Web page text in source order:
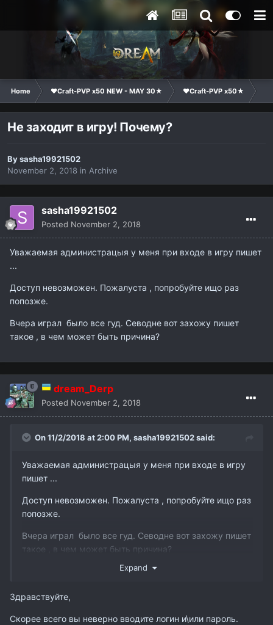
Home ❤Craft-PVP x50 NEW - MAY 30★ ❤Craft-PVP x50★
Не заходит в игру! Почему?
Bysasha19921502
November 2, 2018 in Archive
sasha19921502
Posted November 2, 2018
Уважаемая администрацыя у меня при входе в игру пишет
...
Доступ невозможен. Пожалуста , попробуйте ищо раз
попозже.
Вчера играл было все гуд. Севодне вот захожу пишет
такое , в чем может быть причина?
dream_Derp
Posted November 2, 2018
On 11/2/2018 at 2:00 PM, sasha19921502said:
Уважаемая администрацыя у меня при входе в игру
пишет ...
Доступ невозможен. Пожалуста , попробуйте ищо раз
попозже.
Вчера играл было все гуд. Севодне вот захожу пишет
такое , в чем может быть причина?
Expand
Здравствуйте,
Скорее всего вы неверно вводите логин и\или пароль.